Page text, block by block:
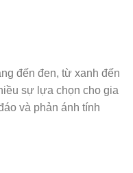
đến đen, từ xanh đến
sự lựa chọn cho gia
và phản ánh tính